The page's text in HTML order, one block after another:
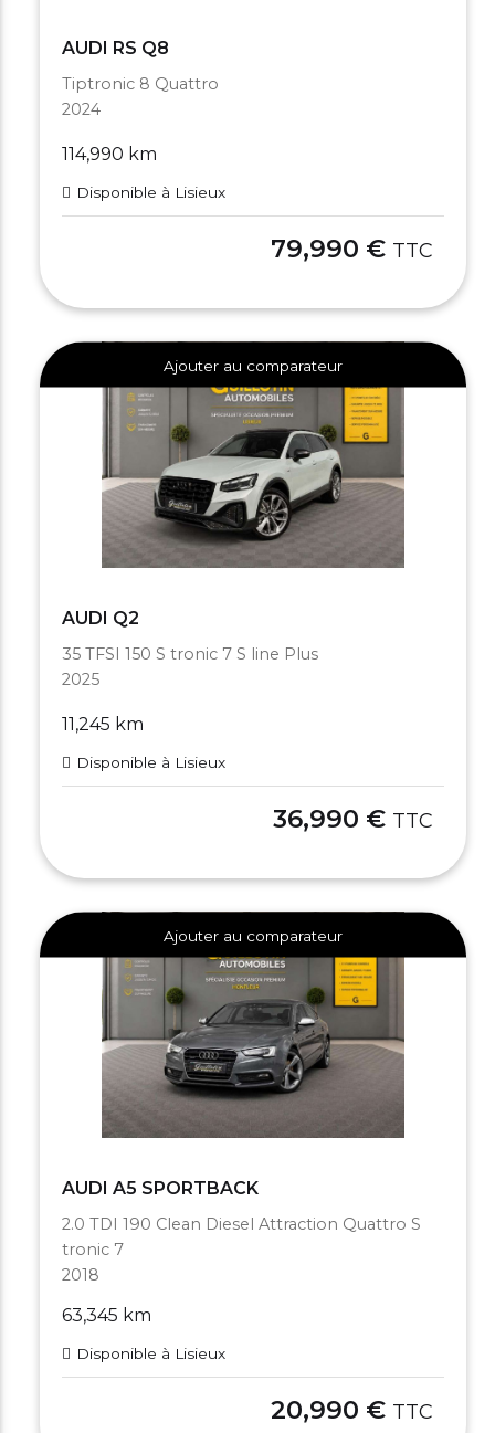
AUDI RS Q8
Tiptronic 8 Quattro
2024
114,990 km
Disponible à Lisieux
79,990 € TTC
Ajouter au comparateur
AUDI Q2
35 TFSI 150 S tronic 7 S line Plus
2025
11,245 km
Disponible à Lisieux
36,990 € TTC
Ajouter au comparateur
AUDI A5 SPORTBACK
2.0 TDI 190 Clean Diesel Attraction Quattro S
tronic 7
2018
63,345 km
Disponible à Lisieux
20,990 € TTC